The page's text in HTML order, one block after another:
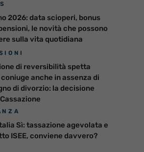
2026: data scioperi, bonus
le novità che possono
sulla vita quotidiana
di reversibilità spetta
coniuge anche in assenza di
di divorzio: la decisione
Sì: tassazione agevolata e
ISEE, conviene davvero?